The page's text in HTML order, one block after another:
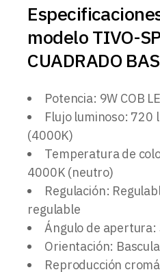
modelo TIVO-
CUADRADO
Potencia: 9W COB
Flujo luminoso: 720
(4000K)
Temperatura de
4000K (neutro)
Regulación:
regulable
Ángulo de apertura:
Orientación:
Reproducción